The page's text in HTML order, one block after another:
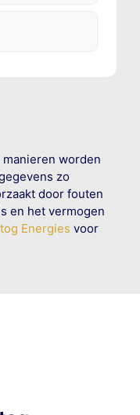
worden
zo
door fouten
en het vermogen
Energies voor